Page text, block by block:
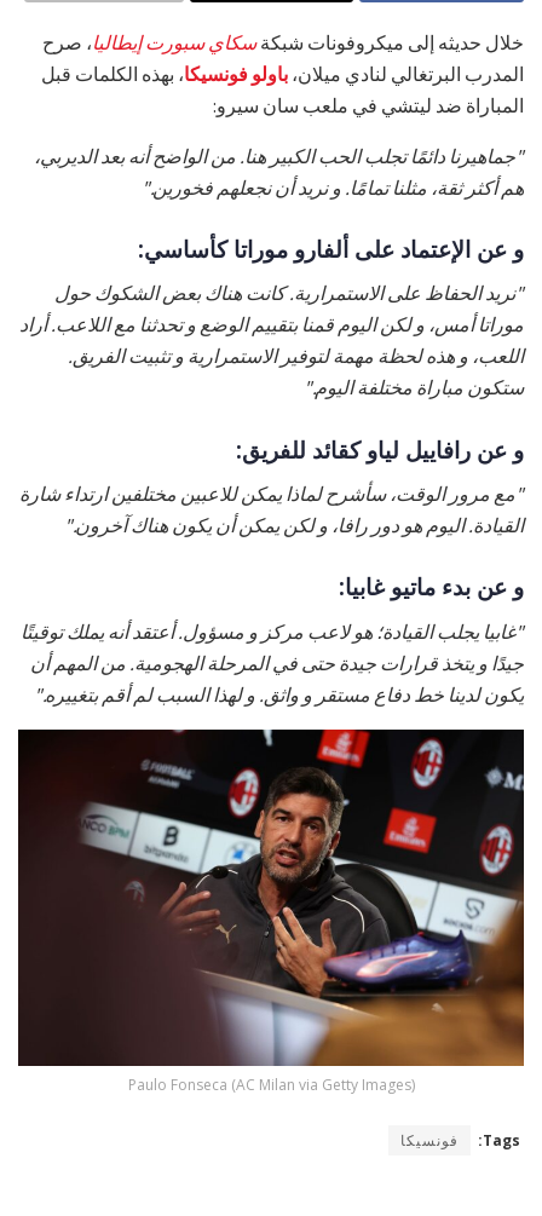
خلال حديثه إلى ميكروفونات شبكةسكاي سبورت إيطاليا، صرح
المدرب البرتغالي لنادي ميلان، باولو فونسيكا، بهذه الكلمات قبل
المباراة ضد ليتشي في ملعب سان سيرو:
"جماهيرنا دائمًا تجلب الحب الكبير هنا. من الواضح أنه بعد الديربي،
هم أكثر ثقة، مثلنا تمامًا. و نريد أن نجعلهم فخورين."
و عن الإعتماد على ألفارو موراتا كأساسي:
"نريد الحفاظ على الاستمرارية. كانت هناك بعض الشكوك حول
موراتا أمس، و لكن اليوم قمنا بتقييم الوضع و تحدثنا مع اللاعب. أراد
اللعب، و هذه لحظة مهمة لتوفير الاستمرارية و تثبيت الفريق.
ستكون مباراة مختلفة اليوم."
و عن رافاييل لياو كقائد للفريق:
"مع مرور الوقت، سأشرح لماذا يمكن للاعبين مختلفين ارتداء شارة
القيادة. اليوم هو دور رافا، و لكن يمكن أن يكون هناك آخرون."
و عن بدء ماتيو غابيا:
"غابيا يجلب القيادة؛ هو لاعب مركز و مسؤول. أعتقد أنه يملك توقيتًا
جيدًا و يتخذ قرارات جيدة حتى في المرحلة الهجومية. من المهم أن
يكون لدينا خط دفاع مستقر و واثق. و لهذا السبب لم أقم بتغييره."
Paulo Fonseca (AC Milan via Getty Images)
Tags: فونسيكا